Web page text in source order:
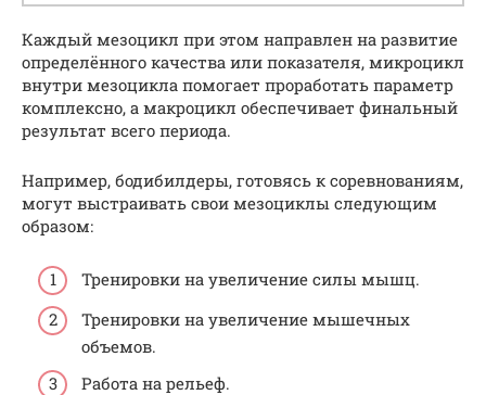
Каждый мезоцикл при этом направлен на развитие
определённого качества или показателя, микроцикл
внутри мезоцикла помогает проработать параметр
комплексно, а макроцикл обеспечивает финальный
результат всего периода.
Например, бодибилдеры, готовясь к соревнованиям,
могут выстраивать свои мезоциклы следующим
образом:
Тренировки на увеличение силы мышц.
Тренировки на увеличение мышечных
объемов.
Работа на рельеф.